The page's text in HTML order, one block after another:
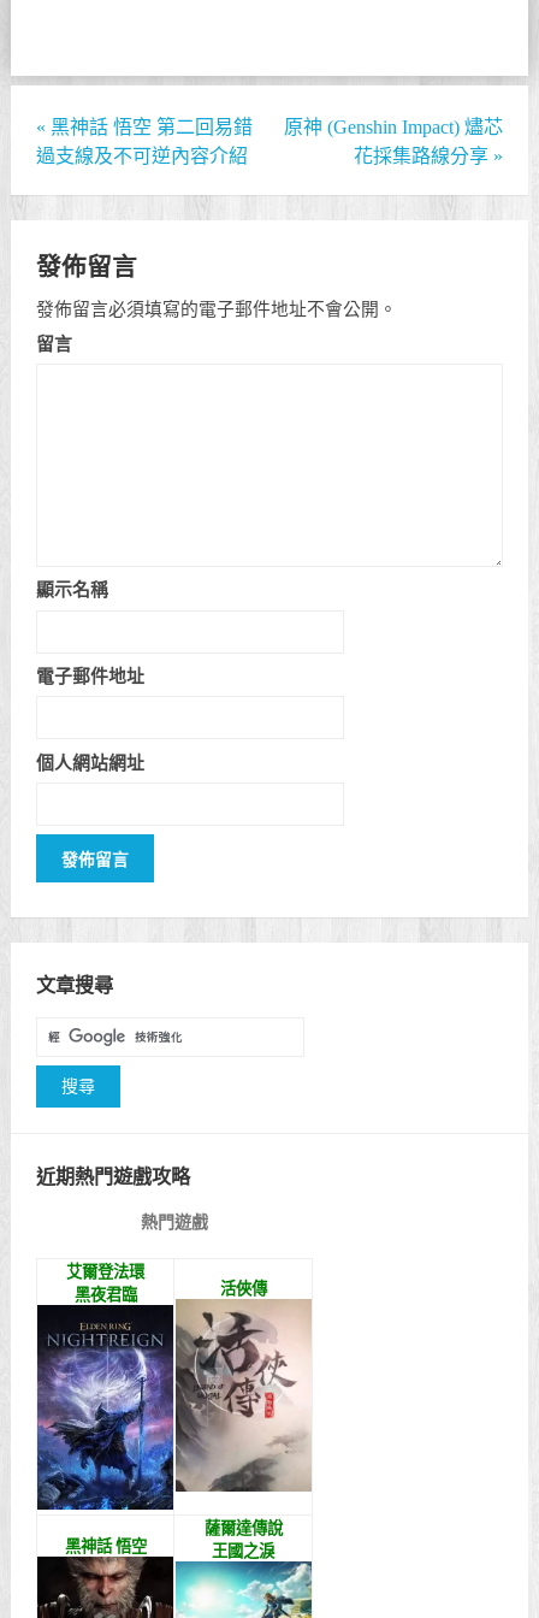
« 黑神話 悟空 第二回易錯
過支線及不可逆內容介紹
原神 (Genshin Impact) 燼芯
花採集路線分享 »
發佈留言
發佈留言必須填寫的電子郵件地址不會公開。
留言
顯示名稱
電子郵件地址
個人網站網址
文章搜尋
近期熱門遊戲攻略
熱門遊戲
艾爾登法環
黑夜君臨
活俠傳
黑神話 悟空
薩爾達傳說
王國之淚